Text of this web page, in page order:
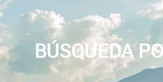
BÚSQUEDA